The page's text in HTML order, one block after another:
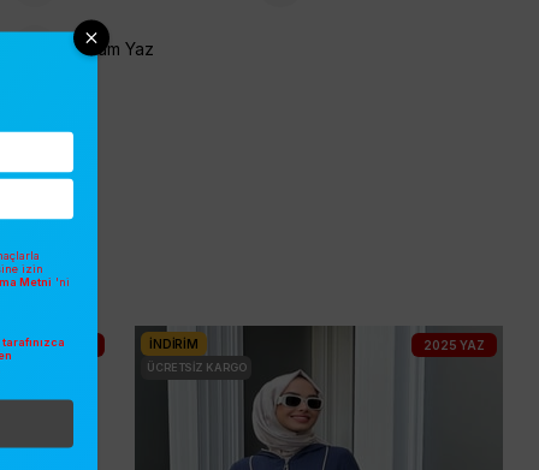
Yorum Yaz
2025 YAZ İNDIRIM
ÜCRETSIZ KARGO
2025 YAZ
izin
Metni 'ni